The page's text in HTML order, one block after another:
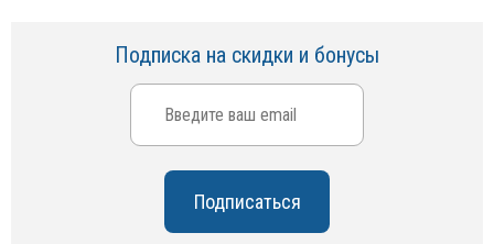
Подписка на скидки и бонусы